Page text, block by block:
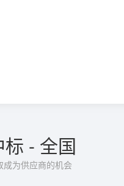
- 全国
为供应商的机会